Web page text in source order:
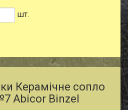
шт.
Керамічне сопло
Abicor Binzel